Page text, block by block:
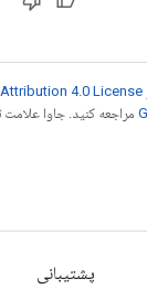
4.0 License
پشتیبانی